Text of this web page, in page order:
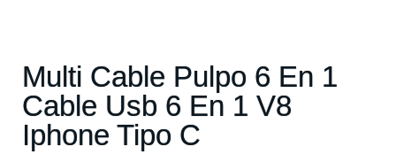
Multi Cable Pulpo 6 En 1
Cable Usb 6 En 1 V8
Iphone Tipo C